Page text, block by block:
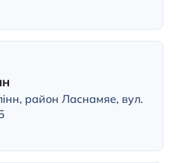
район Ласнамяе, вул.